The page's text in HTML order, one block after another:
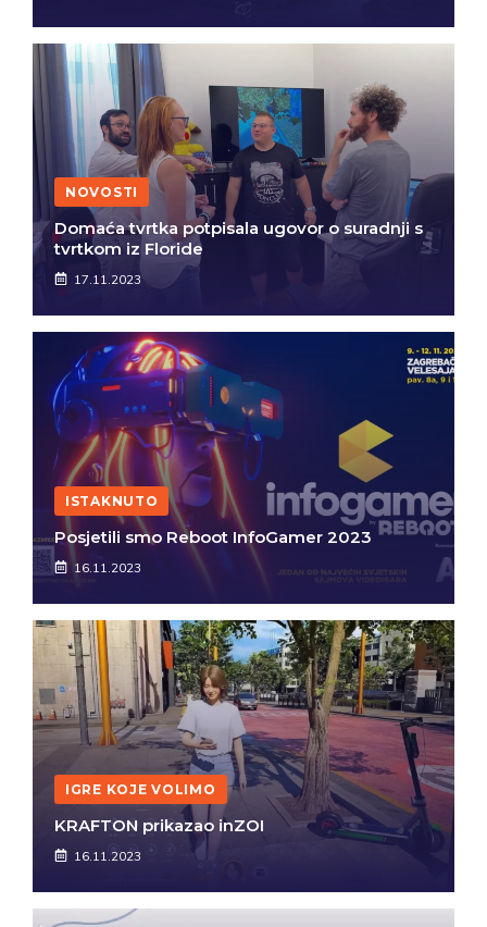
NOVOSTI
Domaća tvrtka potpisala ugovor o suradnji s
tvrtkom iz Floride
17.11.2023
ISTAKNUTO
Posjetili smo Reboot InfoGamer 2023
16.11.2023
IGRE KOJE VOLIMO
KRAFTON prikazao inZOI
16.11.2023